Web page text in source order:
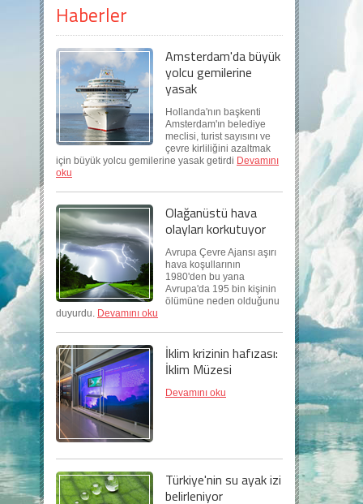
Haberler
Amsterdam'da büyük
yolcu gemilerine
yasak
Hollanda'nın başkenti
Amsterdam'ın belediye
meclisi, turist sayısını ve
çevre kirliliğini azaltmak
için büyük yolcu gemilerine yasak getirdi Devamını
oku
Olağanüstü hava
olayları korkutuyor
Avrupa Çevre Ajansı aşırı
hava koşullarının
1980'den bu yana
Avrupa'da 195 bin kişinin
ölümüne neden olduğunu
duyurdu. Devamını oku
İklim krizinin hafızası:
İklim Müzesi
Devamını oku
Türkiye'nin su ayak izi
belirleniyor